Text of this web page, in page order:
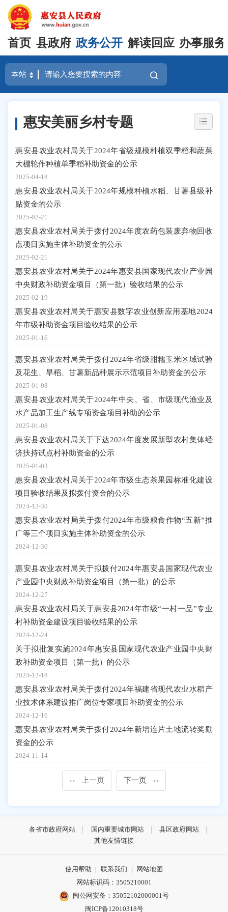
首页 县政府 政务公开 解读回应 办事服务
惠安美丽乡村专题
惠安县农业农村局关于2024年省级规模种植双季稻和蔬菜
大棚轮作种植单季稻补助资金的公示
2025-04-18
惠安县农业农村局关于2024年规模种植水稻、甘薯县级补
贴资金的公示
2025-02-21
惠安县农业农村局关于拨付2024年度农药包装废弃物回收
点项目实施主体补助资金的公示
2025-02-21
惠安县农业农村局关于2024年惠安县国家现代农业产业园
中央财政补助资金项目（第一批）验收结果的公示
2025-02-19
惠安县农业农村局关于惠安县数字农业创新应用基地2024
年市级补助资金项目验收结果的公示
2025-01-16
惠安县农业农村局关于拨付2024年省级甜糯玉米区域试验
及花生、旱稻、甘薯新品种展示示范项目补助资金的公示
2025-01-08
惠安县农业农村局关于2024年中央、省、市级现代渔业及
水产品加工生产线专项资金项目补助的公示
2025-01-08
惠安县农业农村局关于下达2024年度发展新型农村集体经
济扶持试点村补助资金的公示
2025-01-03
惠安县农业农村局关于2024年市级生态茶果园标准化建设
项目验收结果及拟拨付资金的公示
2024-12-30
惠安县农业农村局关于拨付2024年市级粮食作物“五新”推
广等三个项目实施主体补助资金的公示
2024-12-30
惠安县农业农村局关于拟拨付2024年惠安县国家现代农业
产业园中央财政补助资金项目（第一批）的公示
2024-12-27
惠安县农业农村局关于惠安县2024年市级“一村一品”专业
村补助资金建设项目验收结果的公示
2024-12-24
关于拟批复实施2024年惠安县国家现代农业产业园中央财
政补助资金项目（第一批）的公示
2024-12-18
惠安县农业农村局关于拨付2024年福建省现代农业水稻产
业技术体系建设推广岗位专家项目补助资金的公示
2024-12-16
惠安县农业农村局关于拨付2024年新增连片土地流转奖励
资金的公示
2024-11-14
<< 上一页 下一页 >>
各省市政府网站 国内重要城市网站
县区政府网站
其他友情链接
使用帮助 | 联系我们 | 网站地图
网站标识码：3505210001
闽公网安备：35052102000001号
闽ICP备12010318号